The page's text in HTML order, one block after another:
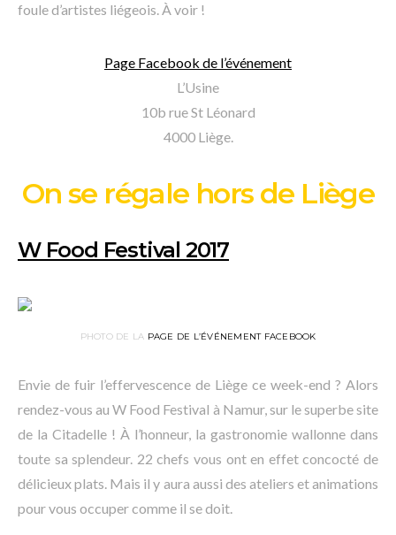
foule d’artistes liégeois. À voir !
Page Facebook de l’événement
L’Usine
10b rue St Léonard
4000 Liège.
On se régale hors de Liège
W Food Festival 2017
PHOTO DE LA PAGE DE L’ÉVÉNEMENT FACEBOOK
Envie de fuir l’effervescence de Liège ce week-end ? Alors
rendez-vous au W Food Festival à Namur, sur le superbe site
de la Citadelle ! À l’honneur, la gastronomie wallonne dans
toute sa splendeur. 22 chefs vous ont en effet concocté de
délicieux plats. Mais il y aura aussi des ateliers et animations
pour vous occuper comme il se doit.